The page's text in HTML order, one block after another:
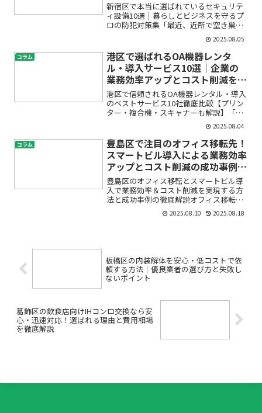
新宿区で本当に選ばれているセキュリテ
ィ設備10選｜暮らしとビジネスを守るプ
ロの防犯対策集「最近、近所で空き巣被
害があったと聞いて不安になった」「マ
ンションやオフィスの防犯対策、本当に
十分なのかな？」——新宿区で生活や仕
事をされている方の中に...
2025.08.05
コラム
港区で選ばれるOA機器レンタ
ル・導入サービス10選｜企業の
業務効率アップとコスト削減を実
現
港区で信頼されるOA機器レンタル・導入
のベストサービス10社徹底比較【プリン
ター・複合機・スキャナーも解説】「コ
ピー機やプリンターを導入したいけど、
どのサービスを選べばいいか分からな
い」「リースやレンタルと購入、どちら
が自社に最適？」「港区...
2025.08.04
コラム
豊島区で注目のオフィス移転先！
スマートビル導入による業務効率
アップとコスト削減の成功事例5
選
豊島区のオフィス移転とスマートビル導
入で業務効率＆コスト削減を実現する方
法と成功事例の徹底解説オフィス移転を
考えているけれど、「どのエリアを選べ
ば正解なの？」「最新のスマートビルっ
2025.08.10 2025.08.18
板橋区の内装解体を安心・低コストで依
頼する方法｜優良業者の選び方と失敗し
ないポイント
葛飾区の飲食店向けIHコンロ交換なら安
心・迅速対応！選ばれる理由と費用相場
を徹底解説